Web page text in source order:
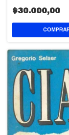
$30.000,00